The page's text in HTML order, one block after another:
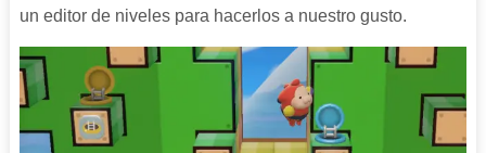
un editor de niveles para hacerlos a nuestro gusto.